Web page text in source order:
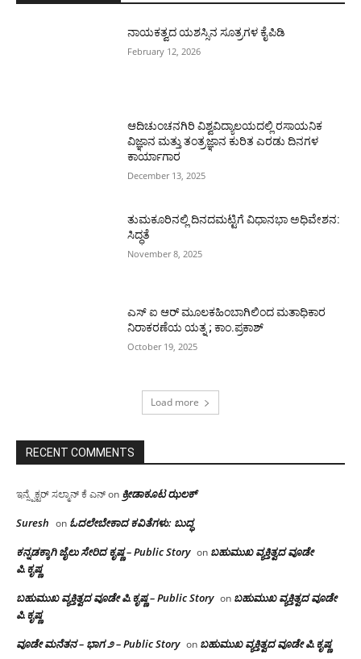
ನಾಯಕತ್ವದ ಯಶಸ್ಸಿನ ಸೂತ್ರಗಳ ಕೈಪಿಡಿ
February 12, 2026
ಆದಿಚುಂಚನಗಿರಿ ವಿಶ್ವವಿದ್ಯಾಲಯದಲ್ಲಿ ರಸಾಯನಿಕ
ವಿಜ್ಞಾನ ಮತ್ತು ತಂತ್ರಜ್ಞಾನ ಕುರಿತ ಎರಡು ದಿನಗಳ
ಕಾರ್ಯಾಗಾರ
December 13, 2025
ತುಮಕೂರಿನಲ್ಲಿ ದಿನದಮಟ್ಟಿಗೆ ವಿಧಾನಭಾ ಅಧಿವೇಶನ:
ಸಿದ್ಧತೆ
November 8, 2025
ಎಸ್ ಐ ಆರ್ ಮೂಲಕಹಿಂಬಾಗಿಲಿಂದ ಮತಾಧಿಕಾರ
ನಿರಾಕರಣೆಯ ಯತ್ನ ; ಕಾಂ.ಪ್ರಕಾಶ್
October 19, 2025
Load more
RECENT COMMENTS
ಇನ್ಸ್ಪೆಕ್ಟರ್ ಸಲ್ಮಾನ್ ಕೆ ಎನ್on ಕ್ರೀಡಾಕೂಟ ಝಲಕ್
Suresh on ಓದಲೇಬೇಕಾದ‌ ಕವಿತೆಗಳು: ಬುದ್ಧ
ಕನ್ನಡಕ್ಕಾಗಿ ಜೈಲು ಸೇರಿದ ಕೃಷ್ಣ – Public Story on ಬಹುಮುಖ ವ್ಯಕ್ತಿತ್ವದ ವೂಡೇ
ಪಿ.ಕೃಷ್ಣ
ಬಹುಮುಖ ವ್ಯಕ್ತಿತ್ವದ ವೂಡೇ ಪಿ.ಕೃಷ್ಣ – Public Story on ಬಹುಮುಖ ವ್ಯಕ್ತಿತ್ವದ ವೂಡೇ
ಪಿ.ಕೃಷ್ಣ
ವೂಡೇ ಮನೆತನ – ಭಾಗ ೨ – Public Story on ಬಹುಮುಖ ವ್ಯಕ್ತಿತ್ವದ ವೂಡೇ ಪಿ.ಕೃಷ್ಣ